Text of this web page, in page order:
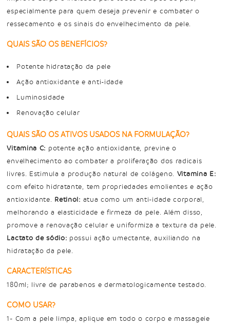
especialmente para quem deseja prevenir e combater o
ressecamento e os sinais do envelhecimento da pele.
QUAIS SÃO OS BENEFÍCIOS?
Potente hidratação da pele
Ação antioxidante e anti-idade
Luminosidade
Renovação celular
QUAIS SÃO OS ATIVOS USADOS NA FORMULAÇÃO?
Vitamina C: potente ação antioxidante, previne o
envelhecimento ao combater a proliferação dos radicais
livres. Estimula a produção natural de colágeno. Vitamina E:
com efeito hidratante, tem propriedades emolientes e ação
antioxidante. Retinol: atua como um anti-idade corporal,
melhorando a elasticidade e firmeza da pele. Além disso,
promove a renovação celular e uniformiza a textura da pele.
Lactato de sódio: possui ação umectante, auxiliando na
hidratação da pele.
CARACTERÍSTICAS
180ml; livre de parabenos e dermatologicamente testado.
COMO USAR?
1- Com a pele limpa, aplique em todo o corpo e massageie